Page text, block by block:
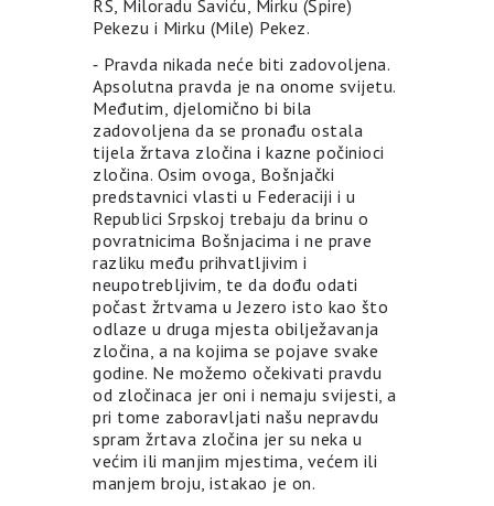
RS, Miloradu Saviću, Mirku (Špire)
Pekezu i Mirku (Mile) Pekez.
⁃ Pravda nikada neće biti zadovoljena.
Apsolutna pravda je na onome svijetu.
Međutim, djelomično bi bila
zadovoljena da se pronađu ostala
tijela žrtava zločina i kazne počinioci
zločina. Osim ovoga, Bošnjački
predstavnici vlasti u Federaciji i u
Republici Srpskoj trebaju da brinu o
povratnicima Bošnjacima i ne prave
razliku među prihvatljivim i
neupotrebljivim, te da dođu odati
počast žrtvama u Jezero isto kao što
odlaze u druga mjesta obilježavanja
zločina, a na kojima se pojave svake
godine. Ne možemo očekivati pravdu
od zločinaca jer oni i nemaju svijesti, a
pri tome zaboravljati našu nepravdu
spram žrtava zločina jer su neka u
većim ili manjim mjestima, većem ili
manjem broju, istakao je on.